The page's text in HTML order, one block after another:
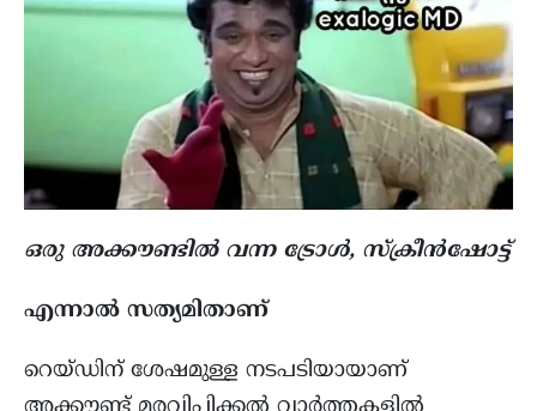
ഒരു അക്കൗണ്ടില്‍ വന്ന ട്രോള്‍, സ്ക്രീന്‍ഷോട്ട്
എന്നാൽ സത്യമിതാണ്
റെയ്ഡിന് ശേഷമുള്ള നടപടിയായാണ്